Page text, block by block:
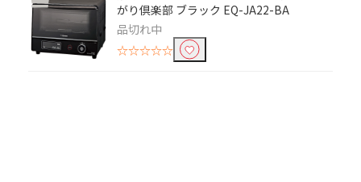
がり倶楽部 ブラック EQ-JA22-BA
品切れ中
☆☆☆☆☆